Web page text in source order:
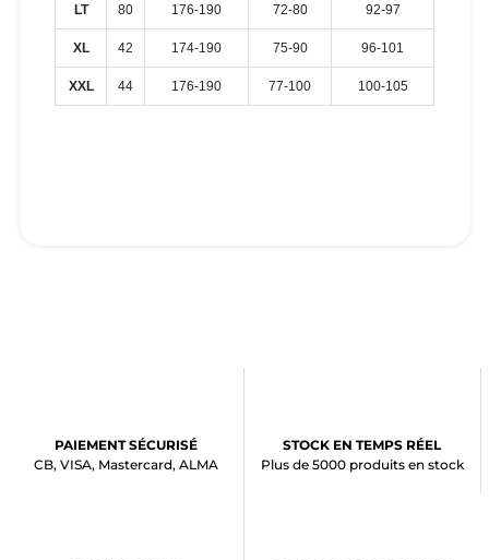
LT 80 176-190 72-80 92-97
XL 42 174-190 75-90 96-101
XXL 44 176-190 77-100 100-105
PAIEMENT SÉCURISÉ
CB, VISA, Mastercard, ALMA
STOCK EN TEMPS RÉEL
Plus de 5000 produits en stock